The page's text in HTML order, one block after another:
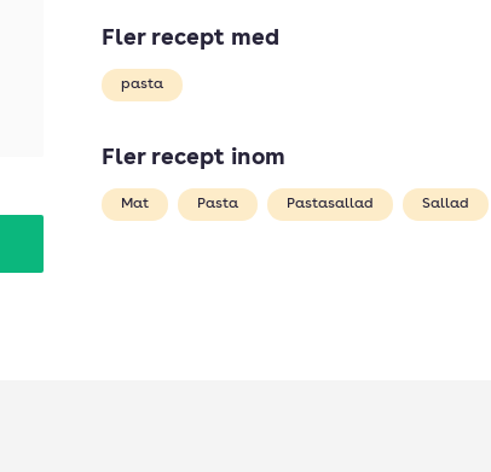
Fler recept med
pasta
Fler recept inom
Mat Pasta Pastasallad Sallad